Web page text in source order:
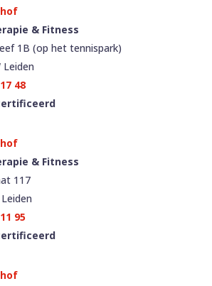
& Fitness
1B (op het tennispark)
Leiden
48
& Fitness
117
95